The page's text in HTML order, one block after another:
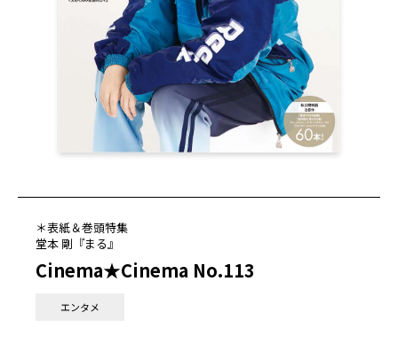
＊表紙＆巻頭特集
堂本 剛『まる』
Cinema★Cinema No.113
エンタメ